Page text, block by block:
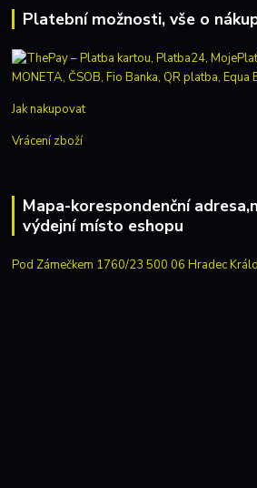
Platební možnosti, vše o
Jak nakupovat
Vrácení zboží
Mapa-korespondenční
výdejní místo eshopu
Pod Zámečkem 1760/23 500 06 Hradec